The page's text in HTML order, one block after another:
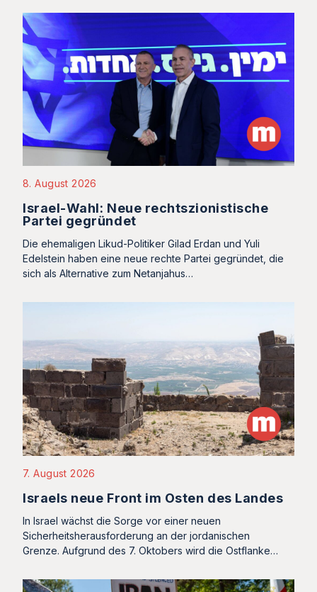
8. August 2026
Israel-Wahl: Neue rechtszionistische
Partei gegründet
Die ehemaligen Likud-Politiker Gilad Erdan und Yuli
Edelstein haben eine neue rechte Partei gegründet, die
sich als Alternative zum Netanjahus…
7. August 2026
Israels neue Front im Osten des Landes
In Israel wächst die Sorge vor einer neuen
Sicherheitsherausforderung an der jordanischen
Grenze. Aufgrund des 7. Oktobers wird die Ostflanke…